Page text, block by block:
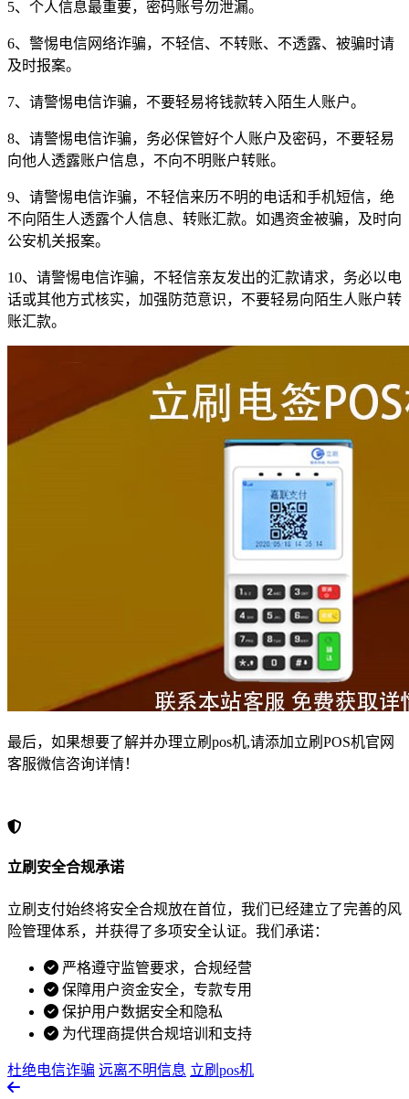
5、个人信息最重要，密码账号勿泄漏。
6、警惕电信网络诈骗，不轻信、不转账、不透露、被骗时请
及时报案。
7、请警惕电信诈骗，不要轻易将钱款转入陌生人账户。
8、请警惕电信诈骗，务必保管好个人账户及密码，不要轻易
向他人透露账户信息，不向不明账户转账。
9、请警惕电信诈骗，不轻信来历不明的电话和手机短信，绝
不向陌生人透露个人信息、转账汇款。如遇资金被骗，及时向
公安机关报案。
10、请警惕电信诈骗，不轻信亲友发出的汇款请求，务必以电
话或其他方式核实，加强防范意识，不要轻易向陌生人账户转
账汇款。
最后，如果想要了解并办理立刷pos机,请添加立刷POS机官网
客服微信咨询详情！
立刷安全合规承诺
立刷支付始终将安全合规放在首位，我们已经建立了完善的风
险管理体系，并获得了多项安全认证。我们承诺：
严格遵守监管要求，合规经营
保障用户资金安全，专款专用
保护用户数据安全和隐私
为代理商提供合规培训和支持
杜绝电信诈骗 远离不明信息 立刷pos机